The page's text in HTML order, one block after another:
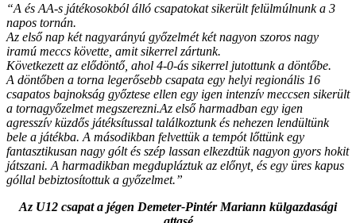
“A és AA-s játékosokból álló csapatokat sikerült felülmúlnunk a 3
napos tornán.
Az első nap két nagyarányú győzelmét két nagyon szoros nagy
iramú meccs követte, amit sikerrel zártunk.
Következett az elődöntő, ahol 4-0-ás sikerrel jutottunk a döntőbe.
A döntőben a torna legerősebb csapata egy helyi regionális 16
csapatos bajnokság győztese ellen egy igen intenzív meccsen sikerült
a tornagyőzelmet megszerezni.Az első harmadban egy igen
agresszív küzdős játéksítussal találkoztunk és nehezen lendültünk
bele a játékba. A másodikban felvettük a tempót lőttünk egy
fantasztikusan nagy gólt és szép lassan elkezdtük nagyon gyors hokit
játszani. A harmadikban megdupláztuk az előnyt, és egy üres kapus
góllal bebiztosítottuk a győzelmet.”
Az U12 csapat a jégen Demeter-Pintér Mariann külgazdasági